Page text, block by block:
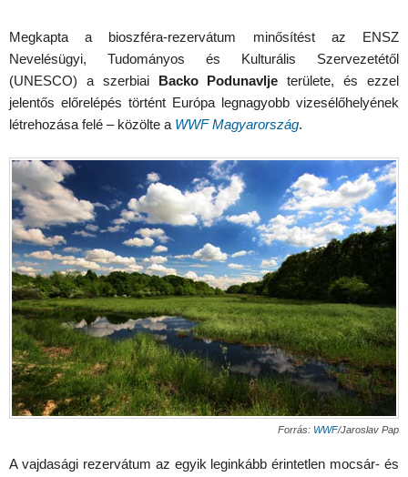
Megkapta a bioszféra-rezervátum minősítést az ENSZ
Nevelésügyi, Tudományos és Kulturális Szervezetétől
(UNESCO) a szerbiai Backo Podunavlje területe, és ezzel
jelentős előrelépés történt Európa legnagyobb vizesélőhelyének
létrehozása felé – közölte a WWF Magyarország.
Forrás: WWF/Jaroslav Pap
A vajdasági rezervátum az egyik leginkább érintetlen mocsár- és